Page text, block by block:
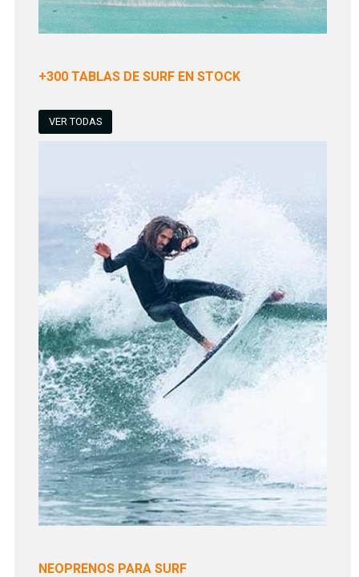
+300 TABLAS DE SURF EN STOCK
VER TODAS
NEOPRENOS PARA SURF